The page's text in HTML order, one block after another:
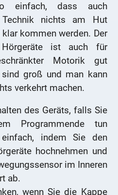
einfach, dass auch
nichts am Hut
kommen werden. Der
ist auch für
Motorik gut
groß und man kann
verkehrt machen.
des Geräts, falls Sie
Programmende tun
indem Sie den
hochnehmen und
im Inneren
ab.
wenn Sie die Kappe